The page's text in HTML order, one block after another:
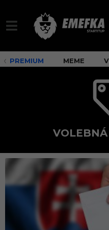
PREMIUM MEME
v
o
l